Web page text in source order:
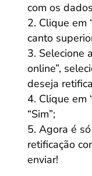
com os
Clique em
canto
Selecione
online”,
deseja
Clique em
“Sim”;
Agora é
retificação
enviar!